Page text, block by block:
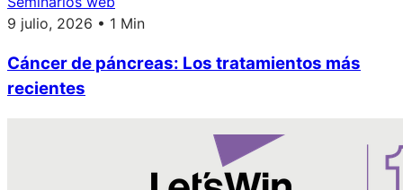
9 julio, 2026 • 1 Min
Cáncer de páncreas: Los tratamientos más
recientes